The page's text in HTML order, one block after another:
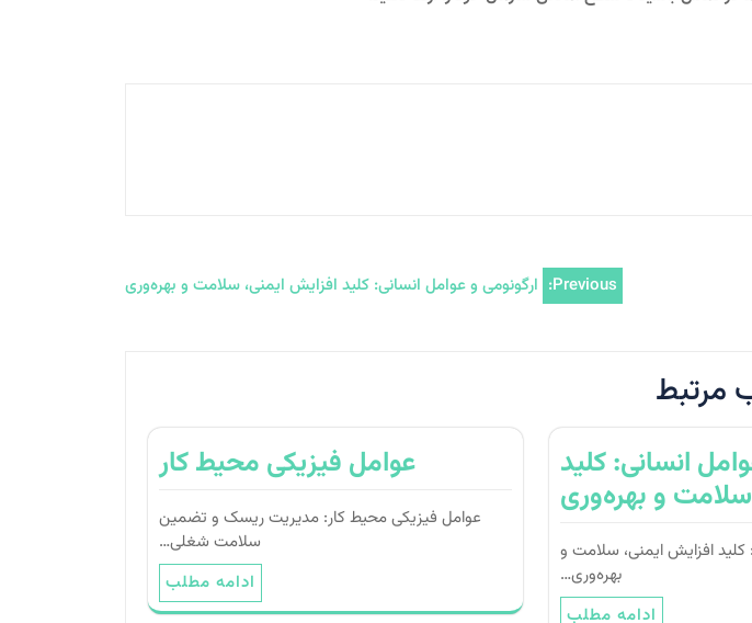
Previous: ارگونومی و عوامل انسانی: کلید افزایش ایمنی، سلامت و بهره‌وری
مرتبط
انسانی: کلید
سلامت و بهره‌وری
کلید افزایش ایمنی، سلامت و
بهره‌وری…
ادامه مطلب
عواﻣﻞ ﻓﯿﺰﯾﮑﯽ ﻣﺤﯿﻂ ﮐﺎر
عواﻣﻞ ﻓﯿﺰﯾﮑﯽ ﻣﺤﯿﻂ ﮐﺎر: ﻣﺪﯾﺮﯾﺖ رﯾﺴﮏ و ﺗﻀﻤﯿﻦ
ﺳﻼﻣﺖ ﺷﻐﻠﯽ…
ادامه مطلب